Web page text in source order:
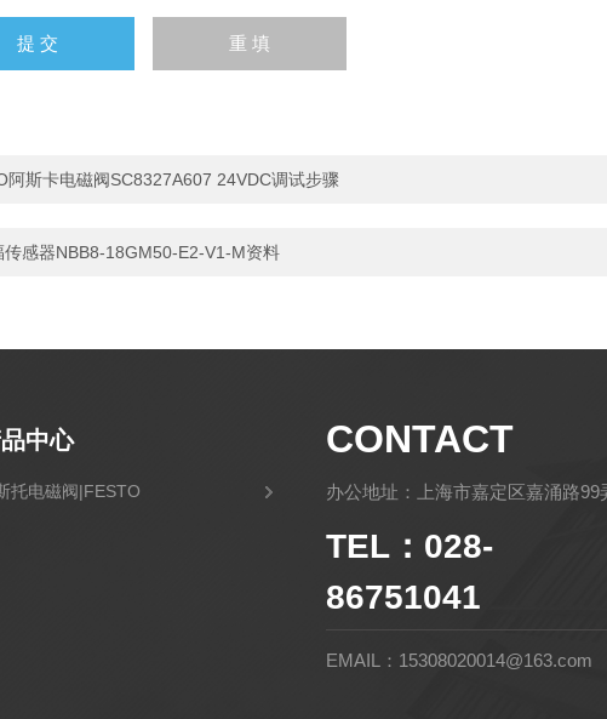
阿斯卡电磁阀SC8327A607 24VDC调试步骤
传感器NBB8-18GM50-E2-V1-M资料
中心
托电磁阀|FESTO
CONTACT
办公地址：上海市嘉定区嘉涌路99
TEL：028-
86751041
EMAIL：15308020014@163.com